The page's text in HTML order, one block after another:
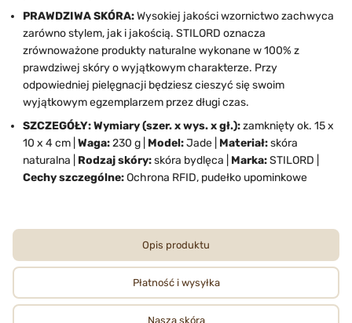
PRAWDZIWA SKÓRA:Wysokiej jakości wzornictwo zachwyca
zarówno stylem, jak i jakością. STILORD oznacza
zrównoważone produkty naturalne wykonane w 100% z
prawdziwej skóry o wyjątkowym charakterze. Przy
odpowiedniej pielęgnacji będziesz cieszyć się swoim
wyjątkowym egzemplarzem przez długi czas.
SZCZEGÓŁY: Wymiary (szer. x wys. x gł.):zamknięty ok. 15 x
10 x 4 cm | Waga:230 g | Model:Jade | Materiał:skóra
naturalna | Rodzaj skóry:skóra bydlęca | Marka:STILORD |
Cechy szczególne:Ochrona RFID, pudełko upominkowe
Opis produktu
Płatność i wysyłka
Nasza skóra